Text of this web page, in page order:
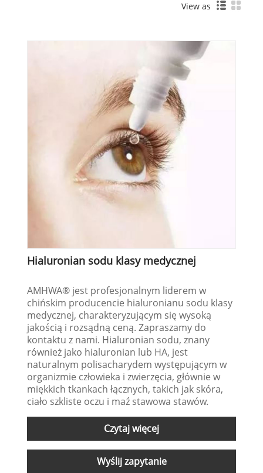
View as
Hialuronian sodu klasy medycznej
AMHWA® jest profesjonalnym liderem w
chińskim producencie hialuronianu sodu klasy
medycznej, charakteryzującym się wysoką
jakością i rozsądną ceną. Zapraszamy do
kontaktu z nami. Hialuronian sodu, znany
również jako hialuronian lub HA, jest
naturalnym polisacharydem występującym w
organizmie człowieka i zwierzęcia, głównie w
miękkich tkankach łącznych, takich jak skóra,
ciało szkliste oczu i maź stawowa stawów.
Czytaj więcej
Wyślij zapytanie